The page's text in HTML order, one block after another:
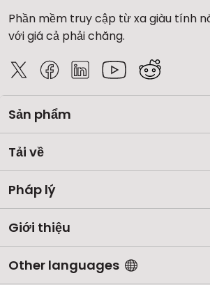
Phần mềm truy cập từ xa giàu tính
với giá cả phải chăng.
Sản phẩm
Tải về
Pháp lý
Giới thiệu
Other languages